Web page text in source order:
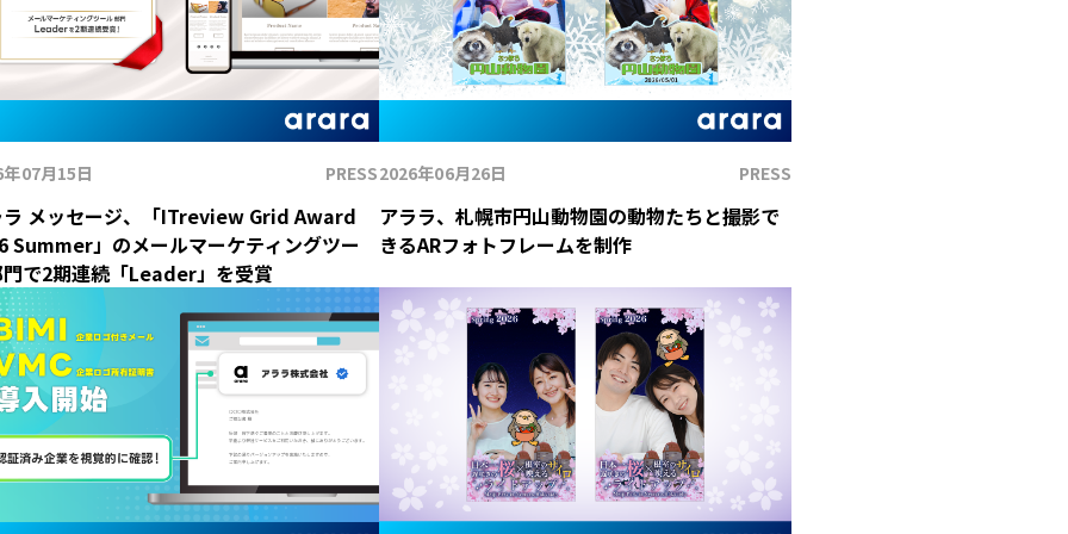
07月15日 PRESS
メッセージ、「ITreview Grid Award
Summer」のメールマーケティングツー
で2期連続「Leader」を受賞
2026年06月26日 PRESS
アララ、札幌市円山動物園の動物たちと撮影で
きるARフォトフレームを制作